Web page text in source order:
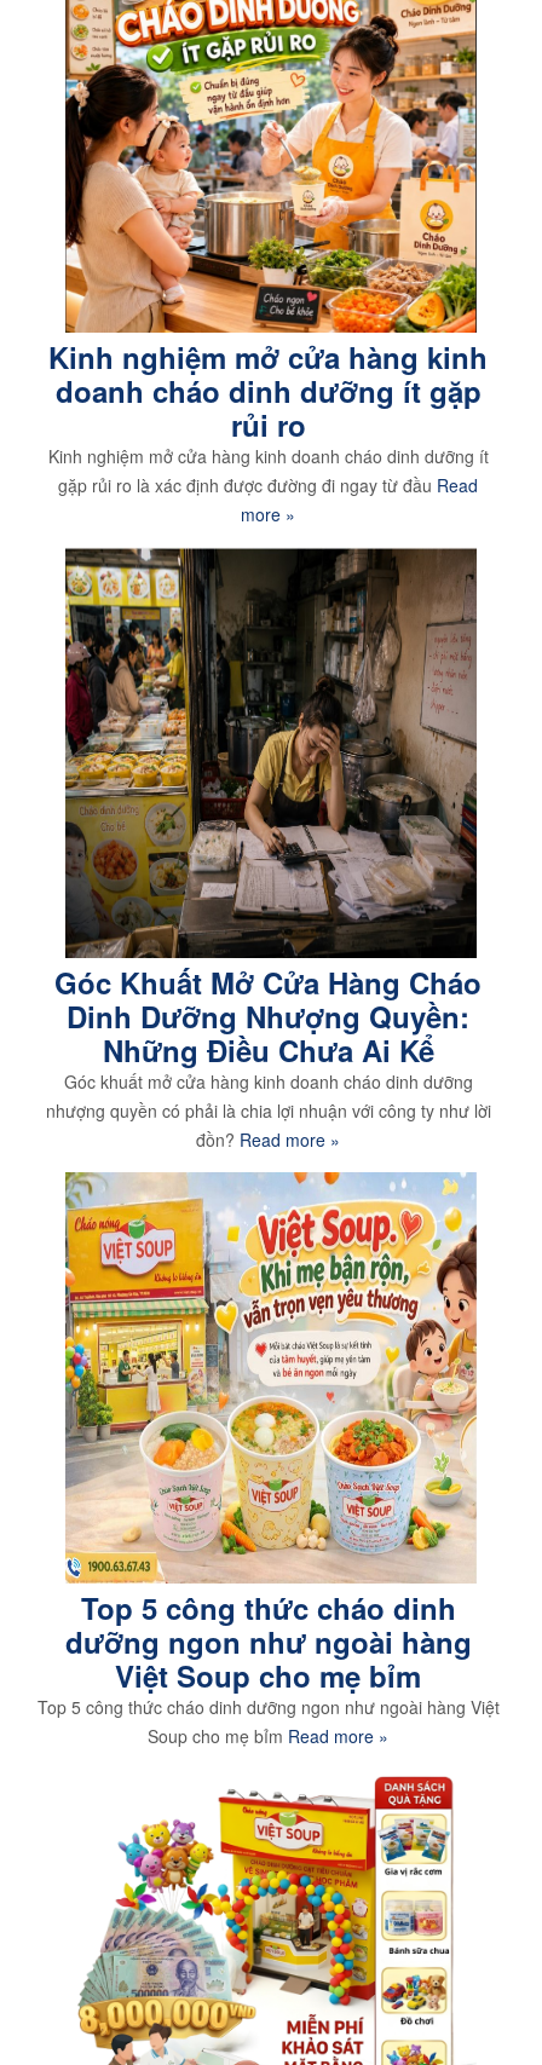
Kinh nghiệm mở cửa hàng kinh
doanh cháo dinh dưỡng ít gặp
rủi ro
Kinh nghiệm mở cửa hàng kinh doanh cháo dinh dưỡng ít
gặp rủi ro là xác định được đường đi ngay từ đầu Read
more »
Góc Khuất Mở Cửa Hàng Cháo
Dinh Dưỡng Nhượng Quyền:
Những Điều Chưa Ai Kể
Góc khuất mở cửa hàng kinh doanh cháo dinh dưỡng
nhượng quyền có phải là chia lợi nhuận với công ty như lời
đồn? Read more »
Top 5 công thức cháo dinh
dưỡng ngon như ngoài hàng
Việt Soup cho mẹ bỉm
Top 5 công thức cháo dinh dưỡng ngon như ngoài hàng Việt
Soup cho mẹ bỉm Read more »